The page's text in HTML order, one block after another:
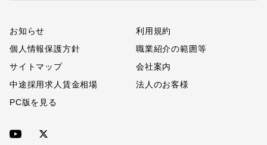
お知らせ
利用規約
個人情報保護方針
職業紹介の範囲等
サイトマップ
会社案内
中途採用求人賃金相場
法人のお客様
PC版を見る